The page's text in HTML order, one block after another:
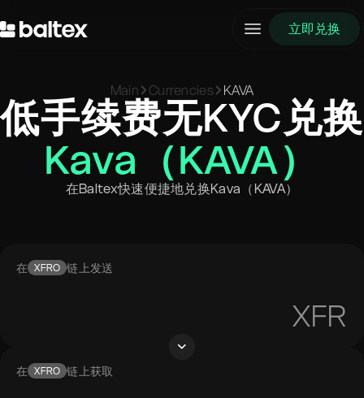
立即兑换
Main Currencies KAVA
低手续费无KYC兑换
Kava（KAVA）
在Baltex快速便捷地兑换Kava（KAVA）
在 XFRO 链上发送
XFR
在 XFRO 链上获取